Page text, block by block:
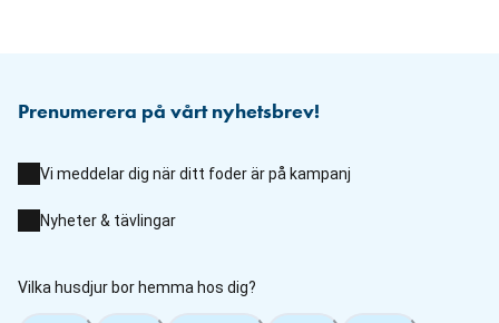
Prenumerera på vårt nyhetsbrev!
Vi meddelar dig när ditt foder är på kampanj
Nyheter & tävlingar
Vilka husdjur bor hemma hos dig?